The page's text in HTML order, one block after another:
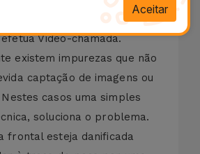
Imagem Distorcida;
Vídeo-chamada.
existem impurezas que não
captação de imagens ou
casos uma simples
soluciona o problema.
frontal esteja danificada
Aceitar